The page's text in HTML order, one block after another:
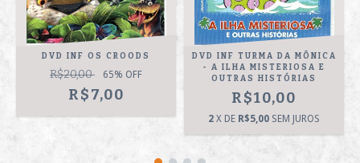
DVD INF OS CROODS
R$20,00 65% OFF
R$7,00
DVD INF TURMA DA MÔNICA
- A ILHA MISTERIOSA E
OUTRAS HISTÓRIAS
R$10,00
2 X DE R$5,00 SEM JUROS